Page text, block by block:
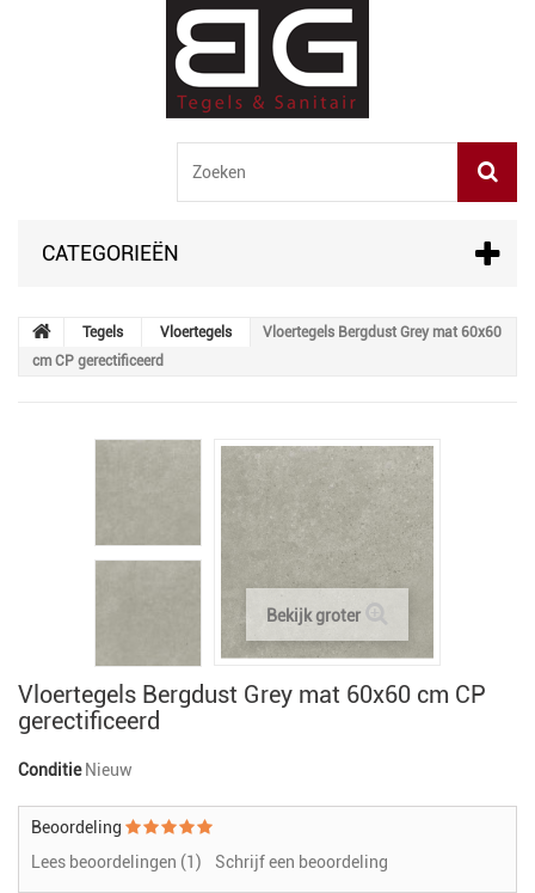
CATEGORIEËN
Tegels Vloertegels
Vloertegels Bergdust Grey mat 60x60
cm CP gerectificeerd
Bekijk groter
Vloertegels Bergdust Grey mat 60x60 cm CP
gerectificeerd
Conditie Nieuw
Beoordeling
Lees beoordelingen (1) Schrijf een beoordeling